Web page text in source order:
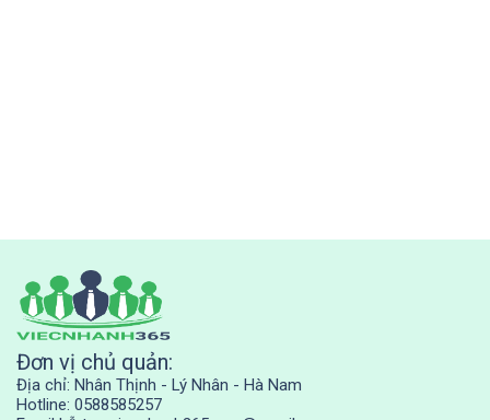
Đơn vị chủ quản:
Địa chỉ: Nhân Thịnh - Lý Nhân - Hà Nam
Hotline: 0588585257